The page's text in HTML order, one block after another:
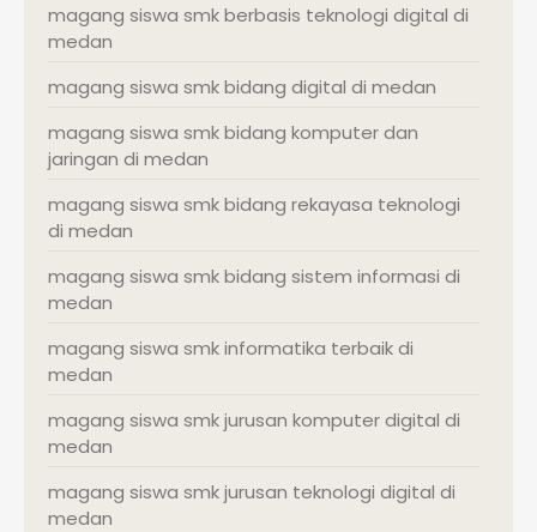
magang siswa smk berbasis teknologi digital di
medan
magang siswa smk bidang digital di medan
magang siswa smk bidang komputer dan
jaringan di medan
magang siswa smk bidang rekayasa teknologi
di medan
magang siswa smk bidang sistem informasi di
medan
magang siswa smk informatika terbaik di
medan
magang siswa smk jurusan komputer digital di
medan
magang siswa smk jurusan teknologi digital di
medan